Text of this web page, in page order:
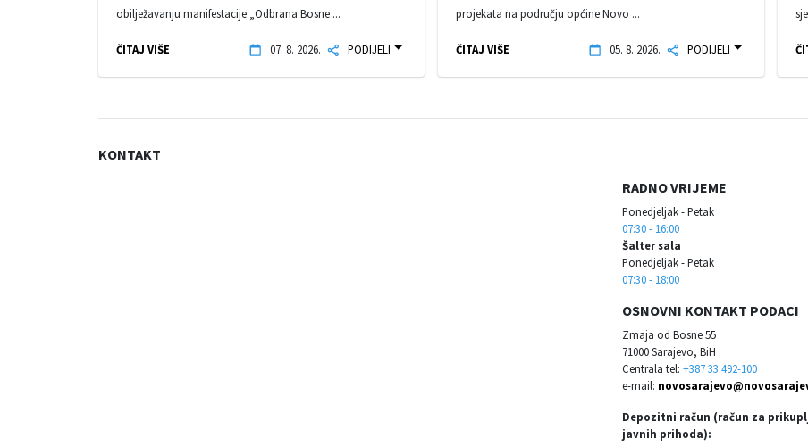
obilježavanju manifestacije „Odbrana Bosne ...
ČITAJ VIŠE 07. 8. 2026. PODIJELI
projekata na području općine Novo ...
ČITAJ VIŠE 05. 8. 2026. PODIJELI
KONTAKT
RADNO VRIJEME
Ponedjeljak - Petak
07:30 - 16:00
Šalter sala
Ponedjeljak - Petak
07:30 - 18:00
OSNOVNI KONTAKT PODACI
Zmaja od Bosne 55
71000 Sarajevo, BiH
Centrala tel: +387 33 492-100
e-mail:
Depozitni račun (račun za
javnih prihoda):